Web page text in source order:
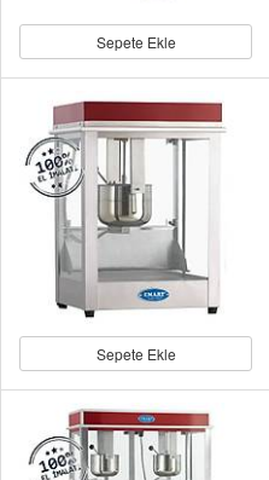
Sepete Ekle
Sepete Ekle